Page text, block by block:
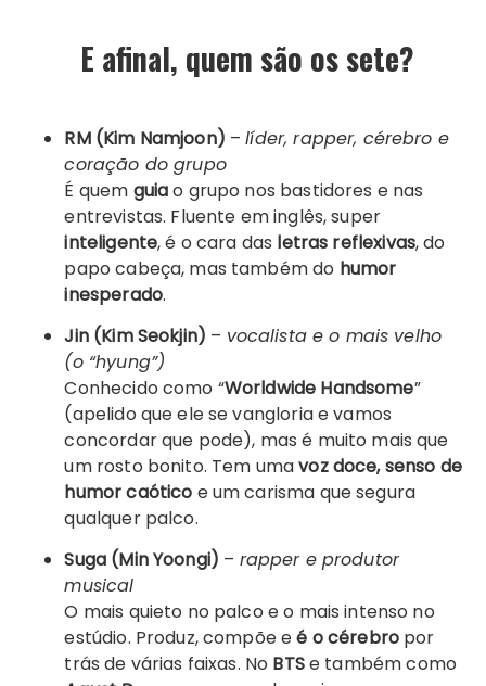
E afinal, quem são os sete?
RM (Kim Namjoon) –líder, rapper, cérebro e
coração do grupo
É quem guiao grupo nos bastidores e nas
entrevistas. Fluente em inglês, super
inteligente, é o cara das letras reflexivas, do
papo cabeça, mas também do humor
inesperado.
Jin (Kim Seokjin) – vocalista e o mais velho
(o “hyung”)
Conhecido como “Worldwide Handsome”
(apelido que ele se vangloria e vamos
concordar que pode), mas é muito mais que
um rosto bonito. Tem umavoz doce, senso de
humor caótico e um carisma que segura
qualquer palco.
Suga (Min Yoongi) – rapper e produtor
musical
O mais quieto no palco e o mais intenso no
estúdio. Produz, compõe eé o cérebro por
trás de várias faixas. No BTSe também como